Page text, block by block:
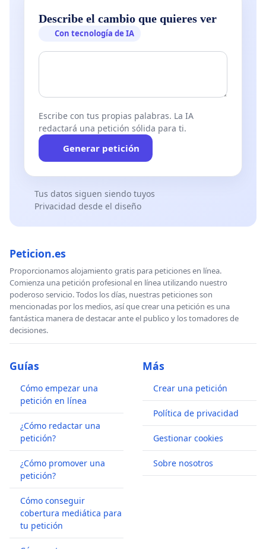
Describe el cambio que quieres ver
Con tecnología de IA
Escribe con tus propias palabras. La IA
redactará una petición sólida para ti.
Generar petición
Tus datos siguen siendo tuyos
Privacidad desde el diseño
Peticion.es
Proporcionamos alojamiento gratis para peticiones en línea.
Comienza una petición profesional en línea utilizando nuestro
poderoso servicio. Todos los días, nuestras peticiones son
mencionadas por los medios, así que crear una petición es una
fantástica manera de destacar ante el publico y los tomadores de
decisiones.
Guías
Cómo empezar una
petición en línea
¿Cómo redactar una
petición?
¿Cómo promover una
petición?
Cómo conseguir
cobertura mediática para
tu petición
Más
Crear una petición
Política de privacidad
Gestionar cookies
Sobre nosotros